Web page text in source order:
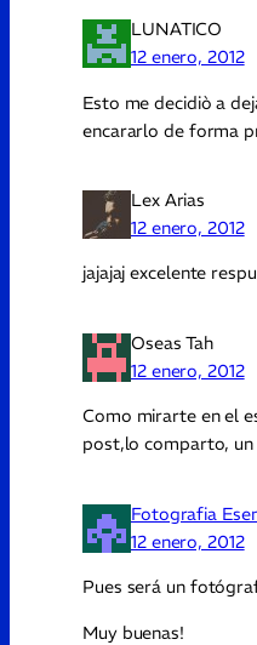
LUNATICO
12 enero, 2012
Esto me decidiò a
encararlo de forma
Lex Arias
12 enero, 2012
jajajaj excelente
Oseas Tah
12 enero, 2012
Como mirarte en el
post,lo comparto, un
Fotografia
12 enero, 2012
Pues será un
Muy buenas!